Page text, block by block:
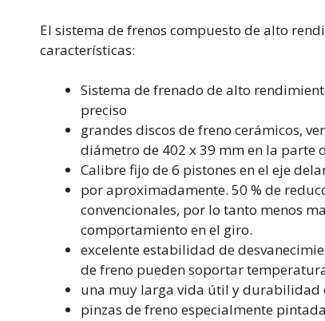
El sistema de frenos compuesto de alto
características:
Sistema de frenado de alto
preciso
grandes discos de freno cerámicos,
diámetro de 402 x 39 mm en la parte
Calibre fijo de 6 pistones en el eje
por aproximadamente. 50 % de
convencionales, por lo tanto menos
comportamiento en el giro.
excelente estabilidad de
de freno pueden soportar
una muy larga vida útil y durabilidad
pinzas de freno especialmente